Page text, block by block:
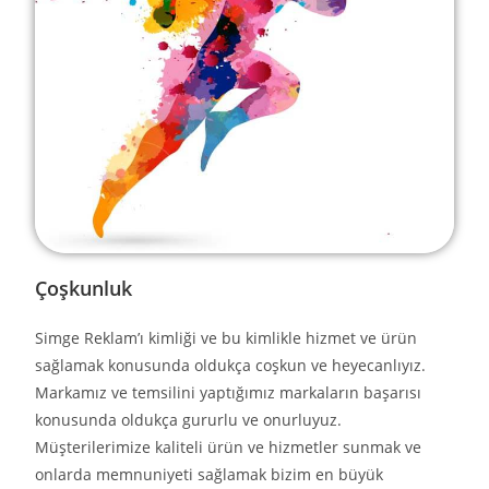
Çoşkunluk
Simge Reklam’ı kimliği ve bu kimlikle hizmet ve ürün
sağlamak konusunda oldukça coşkun ve heyecanlıyız.
Markamız ve temsilini yaptığımız markaların başarısı
konusunda oldukça gururlu ve onurluyuz.
Müşterilerimize kaliteli ürün ve hizmetler sunmak ve
onlarda memnuniyeti sağlamak bizim en büyük